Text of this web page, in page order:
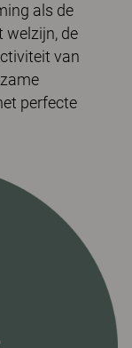
als de
welzijn, de
van
perfecte